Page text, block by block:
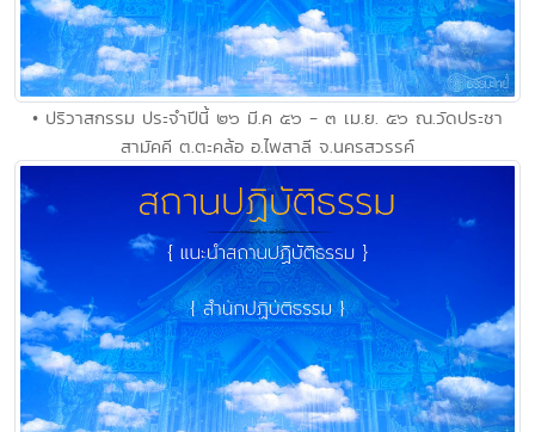
• ปริวาสกรรม ประจำปีนี้ ๒๖ มี.ค ๕๖ - ๓ เม.ย. ๕๖ ณ.วัดประชา
สามัคคี ต.ตะคล้อ อ.ไพสาลี จ.นครสวรรค์